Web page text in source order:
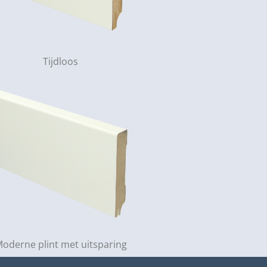
Tijdloos
plint met uitsparing